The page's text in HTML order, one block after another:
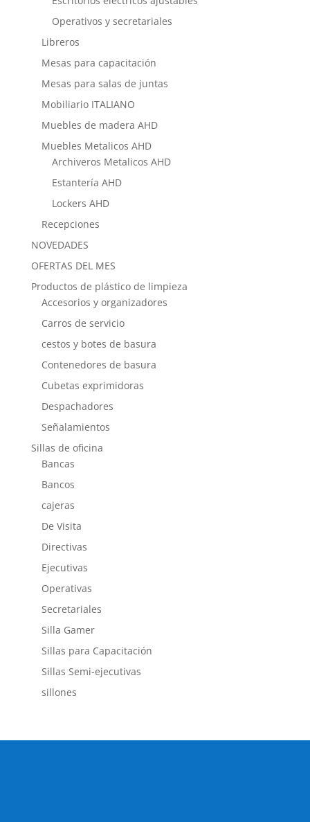
Operativos y secretariales
Libreros
Mesas para capacitación
Mesas para salas de juntas
Mobiliario ITALIANO
Muebles de madera AHD
Muebles Metalicos AHD
Archiveros Metalicos AHD
Estantería AHD
Lockers AHD
Recepciones
NOVEDADES
OFERTAS DEL MES
Productos de plástico de limpieza
Accesorios y organizadores
Carros de servicio
cestos y botes de basura
Contenedores de basura
Cubetas exprimidoras
Despachadores
Señalamientos
Sillas de oficina
Bancas
Bancos
cajeras
De Visita
Directivas
Ejecutivas
Operativas
Secretariales
Silla Gamer
Sillas para Capacitación
Sillas Semi-ejecutivas
sillones